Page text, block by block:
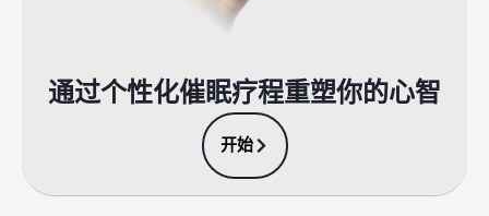
通过个性化催眠疗程重塑你的心智
开始